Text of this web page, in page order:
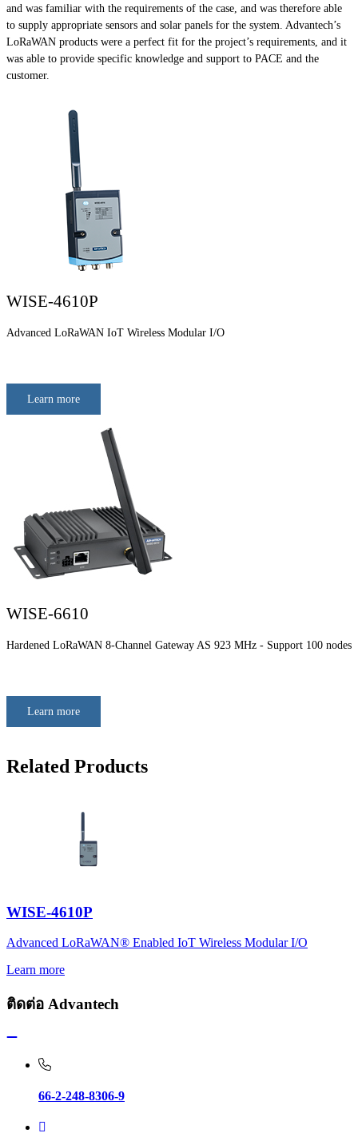
and was familiar with the requirements of the case, and was therefore able
to supply appropriate sensors and solar panels for the system. Advantech’s
LoRaWAN products were a perfect fit for the project’s requirements, and it
was able to provide specific knowledge and support to PACE and the
customer.
WISE-4610P
Advanced LoRaWAN IoT Wireless Modular I/O
Learn more
WISE-6610
Hardened LoRaWAN 8-Channel Gateway AS 923 MHz - Support 100 nodes
Learn more
Related Products
WISE-4610P
Advanced LoRaWAN® Enabled IoT Wireless Modular I/O
Learn more
ติดต่อ Advantech
66-2-248-8306-9